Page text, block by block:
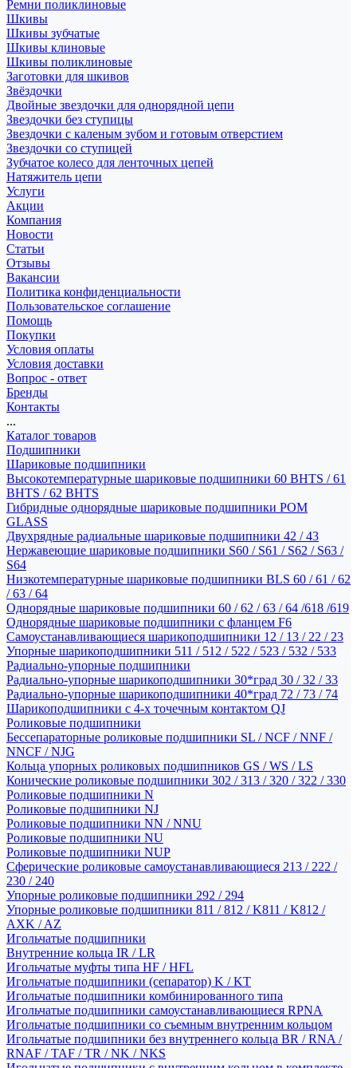
Ремни поликлиновые
Шкивы
Шкивы зубчатые
Шкивы клиновые
Шкивы поликлиновые
Заготовки для шкивов
Звёздочки
Двойные звездочки для однорядной цепи
Звездочки без ступицы
Звездочки с каленым зубом и готовым отверстием
Звездочки со ступицей
Зубчатое колесо для ленточных цепей
Натяжитель цепи
Услуги
Акции
Компания
Новости
Статьи
Отзывы
Вакансии
Политика конфиденциальности
Пользовательское соглашение
Помощь
Покупки
Условия оплаты
Условия доставки
Вопрос - ответ
Бренды
Контакты
...
Каталог товаров
Подшипники
Шариковые подшипники
Высокотемпературные шариковые подшипники 60 BHTS / 61
BHTS / 62 BHTS
Гибридные однорядные шариковые подшипники POM
GLASS
Двухрядные радиальные шариковые подшипники 42 / 43
Нержавеющие шариковые подшипники S60 / S61 / S62 / S63 /
S64
Низкотемпературные шариковые подшипники BLS 60 / 61 / 62
/ 63 / 64
Однорядные шариковые подшипники 60 / 62 / 63 / 64 /618 /619
Однорядные шариковые подшипники с фланцем F6
Самоустанавливающиеся шарикоподшипники 12 / 13 / 22 / 23
Упорные шарикоподшипники 511 / 512 / 522 / 523 / 532 / 533
Радиально-упорные подшипники
Радиально-упорные шарикоподшипники 30*град 30 / 32 / 33
Радиально-упорные шарикоподшипники 40*град 72 / 73 / 74
Шарикоподшипники с 4-х точечным контактом QJ
Роликовые подшипники
Бессепараторные роликовые подшипники SL / NCF / NNF /
NNCF / NJG
Кольца упорных роликовых подшипников GS / WS / LS
Конические роликовые подшипники 302 / 313 / 320 / 322 / 330
Роликовые подшипники N
Роликовые подшипники NJ
Роликовые подшипники NN / NNU
Роликовые подшипники NU
Роликовые подшипники NUP
Сферические роликовые самоустанавливающиеся 213 / 222 /
230 / 240
Упорные роликовые подшипники 292 / 294
Упорные роликовые подшипники 811 / 812 / K811 / K812 /
AXK / AZ
Игольчатые подшипники
Внутренние кольца IR / LR
Игольчатые муфты типа HF / HFL
Игольчатые подшипники (сепаратор) K / KT
Игольчатые подшипники комбинированного типа
Игольчатые подшипники самоустанавливающиеся RPNA
Игольчатые подшипники со съемным внутренним кольцом
Игольчатые подшипники без внутреннего кольца BR / RNA /
RNAF / TAF / TR / NK / NKS